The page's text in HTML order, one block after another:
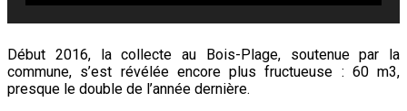
Début 2016, la collecte au Bois-Plage, soutenue par la
commune, s’est révélée encore plus fructueuse : 60 m3,
presque le double de l’année dernière.